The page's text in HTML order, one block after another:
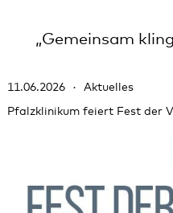
„Gemeinsam
11.06.2026 Aktuelles
Pfalzklinikum feiert Fest der